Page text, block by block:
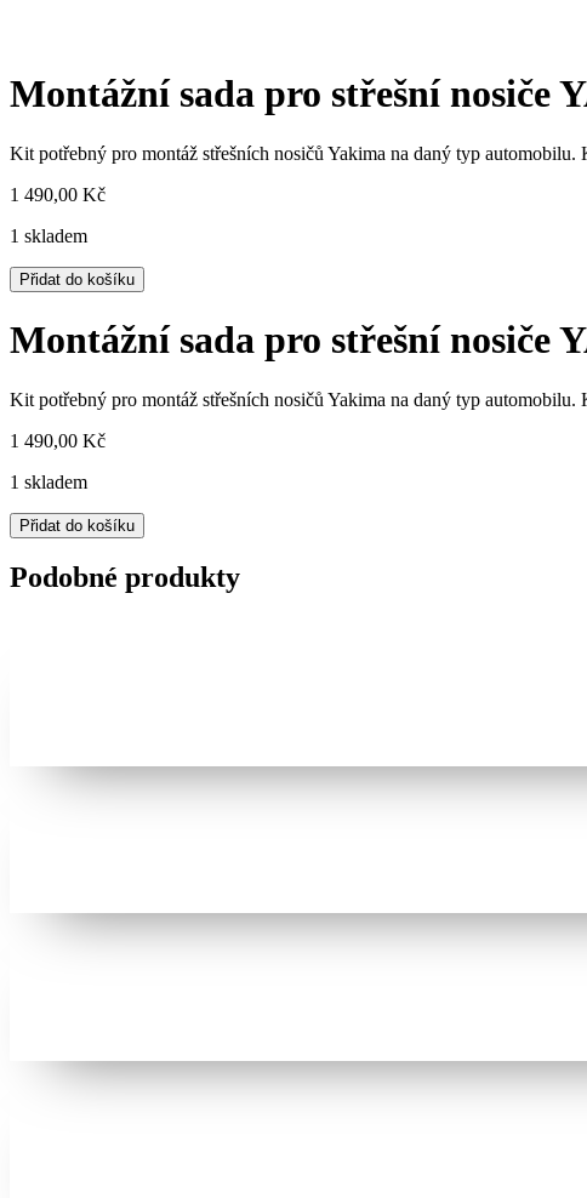
Montážní sada pro střešní nosiče
Kit potřebný pro montáž střešních nosičů Yakima na daný typ
1 490,00 Kč
1 skladem
Montážní
sada
střešní
170
Přidat do košíku
Montážní sada pro střešní nosiče
Kit potřebný pro montáž střešních nosičů Yakima na daný typ
1 490,00 Kč
1 skladem
Montážní
sada
pro
střešní
Přidat do košíku
Podobné produkty